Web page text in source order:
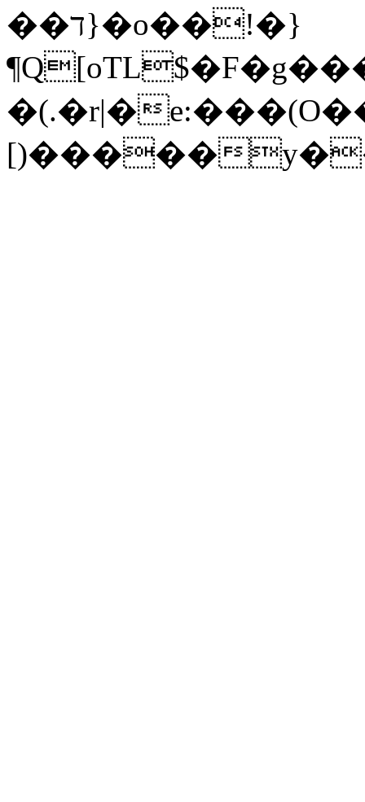
��ד}�o��!�}
�(.�r|�
[)�����